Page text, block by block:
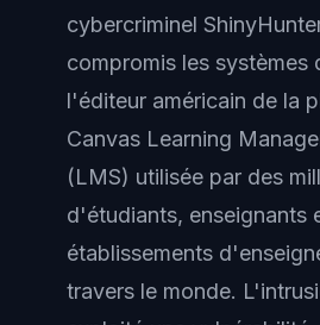
cybercriminel
compromis les systèmes
l'éditeur américain de la
Canvas Learning
(LMS) utilisée par des
d'étudiants, enseignants
établissements
travers le monde.